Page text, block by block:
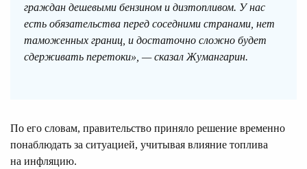
граждан дешевыми бензином и дизтопливом. У нас
есть обязательства перед соседними странами, нет
таможенных границ, и достаточно сложно будет
сдерживать перетоки», — сказал Жумангарин.
По его словам, правительство приняло решение временно
понаблюдать за ситуацией, учитывая влияние топлива
на инфляцию.